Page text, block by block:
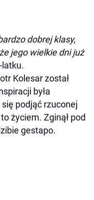
dobrej klasy,
jego wielkie dni już
Kolesar został
była
podjąć rzuconej
życiem. Zginął pod
gestapo.